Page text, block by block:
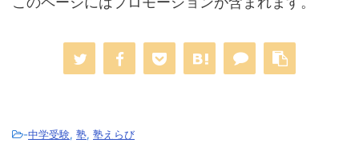
-中学受験, 塾, 塾えらび